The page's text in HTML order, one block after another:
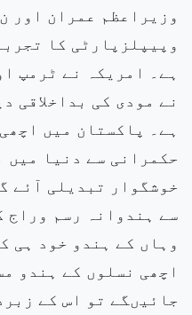
وزیراعظم عمران اور
وپیپلزپارٹی کا
ہے۔ امریکہ نے ٹرمپ
نے مودی کی بداخلاقی
ہے۔ پاکستان میں
حکمرانی سے دنیا میں
خوشگوار تبدیلی آئے
سے ہندوانہ رسم وراج
وہاں کے ہندو خود ہی
اچھی نسلوں کے ہندو
جائیںگے تو اس کے